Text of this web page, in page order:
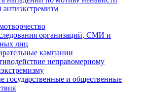
организаций, СМИ и
лиц
кампании
неправомерному
государственные и общественные